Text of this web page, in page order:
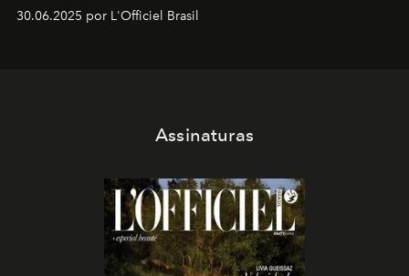
30.06.2025 por L'Officiel Brasil
Assinaturas